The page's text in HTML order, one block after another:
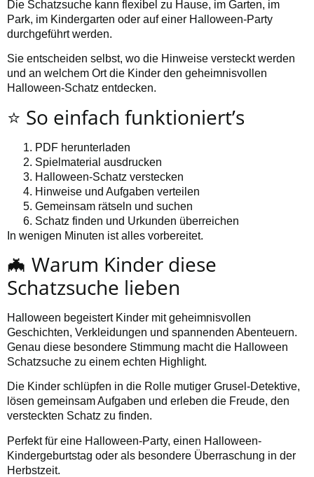
Die Schatzsuche kann flexibel zu Hause, im Garten, im
Park, im Kindergarten oder auf einer Halloween-Party
durchgeführt werden.
Sie entscheiden selbst, wo die Hinweise versteckt werden
und an welchem Ort die Kinder den geheimnisvollen
Halloween-Schatz entdecken.
⭐ So einfach funktioniert’s
PDF herunterladen
Spielmaterial ausdrucken
Halloween-Schatz verstecken
Hinweise und Aufgaben verteilen
Gemeinsam rätseln und suchen
Schatz finden und Urkunden überreichen
In wenigen Minuten ist alles vorbereitet.
🦇 Warum Kinder diese
Schatzsuche lieben
Halloween begeistert Kinder mit geheimnisvollen
Geschichten, Verkleidungen und spannenden Abenteuern.
Genau diese besondere Stimmung macht die Halloween
Schatzsuche zu einem echten Highlight.
Die Kinder schlüpfen in die Rolle mutiger Grusel-Detektive,
lösen gemeinsam Aufgaben und erleben die Freude, den
versteckten Schatz zu finden.
Perfekt für eine Halloween-Party, einen Halloween-
Kindergeburtstag oder als besondere Überraschung in der
Herbstzeit.